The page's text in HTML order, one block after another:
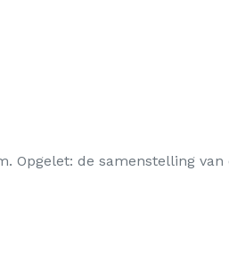
Opgelet: de samenstelling